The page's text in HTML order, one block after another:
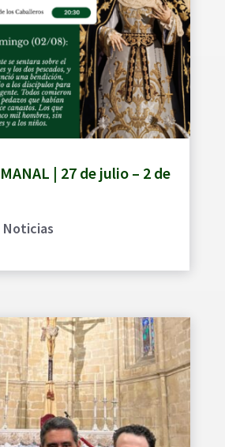
| 27 de julio – 2 de
Noticias